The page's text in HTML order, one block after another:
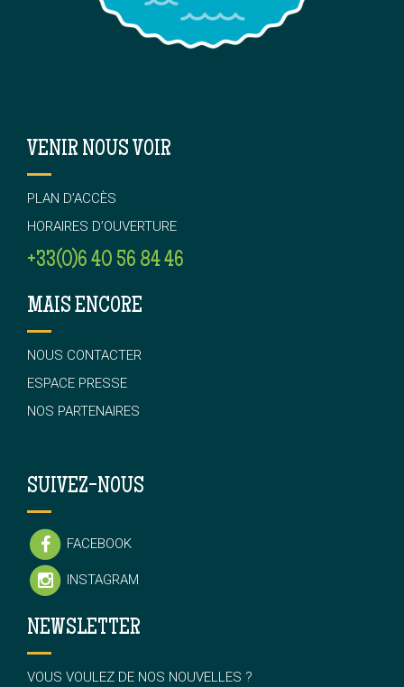
VENIR NOUS VOIR
PLAN D’ACCÈS
HORAIRES D’OUVERTURE
+33(0)6 40 56 84 46
MAIS ENCORE
NOUS CONTACTER
ESPACE PRESSE
NOS PARTENAIRES
SUIVEZ-NOUS
FACEBOOK
INSTAGRAM
NEWSLETTER
VOUS VOULEZ DE NOS NOUVELLES ?